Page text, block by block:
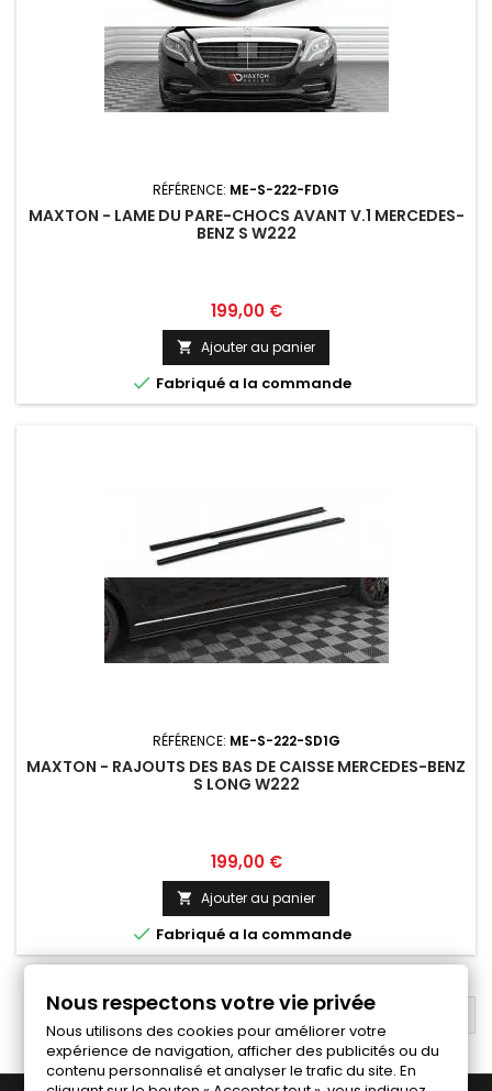
RÉFÉRENCE: ME-S-222-FD1G
MAXTON - LAME DU PARE-CHOCS AVANT V.1 MERCEDES-
BENZ S W222
Prix
199,00 €
 Ajouter au panier
 Fabriqué a la commande
RÉFÉRENCE: ME-S-222-SD1G
MAXTON - RAJOUTS DES BAS DE CAISSE MERCEDES-BENZ
S LONG W222
Prix
199,00 €
 Ajouter au panier
 Fabriqué a la commande
RETOUR EN HAUT
Nous respectons votre vie privée
Nous utilisons des cookies pour améliorer votre
expérience de navigation, afficher des publicités ou du
contenu personnalisé et analyser le trafic du site. En